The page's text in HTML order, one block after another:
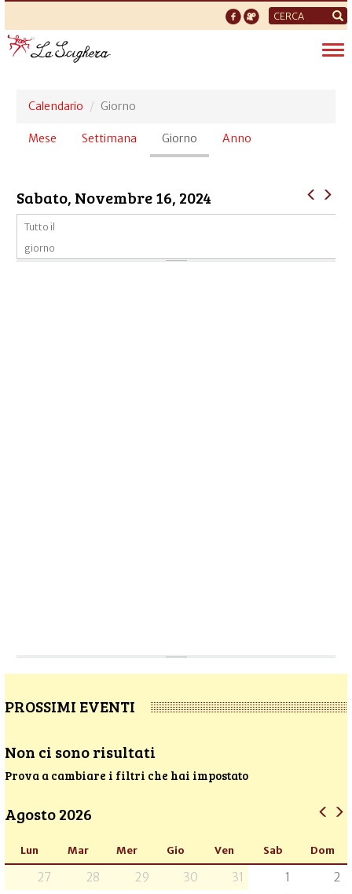
Form
di
ricerca
Calendario Giorno
Schede
Mese Settimana Giorno (scheda
attiva)
Anno
Sabato, Novembre 16, 2024
Tutto il
giorno
PROSSIMI EVENTI
Non ci sono risultati
Prova a cambiare i filtri che hai impostato
Agosto 2026
Lun Mar Mer Gio Ven Sab Dom
27 28 29 30 31 1
2